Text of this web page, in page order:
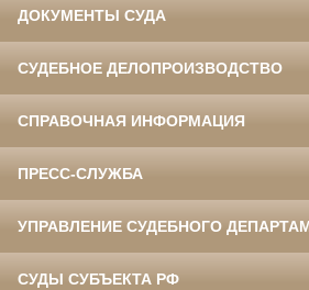
ДОКУМЕНТЫ СУДА
СУДЕБНОЕ ДЕЛОПРОИЗВОДСТВО
СПРАВОЧНАЯ ИНФОРМАЦИЯ
ПРЕСС-СЛУЖБА
УПРАВЛЕНИЕ СУДЕБНОГО
СУДЫ СУБЪЕКТА РФ